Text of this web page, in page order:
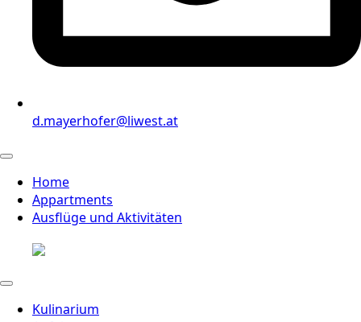
d.mayerhofer@liwest.at
Home
Appartments
Ausflüge und Aktivitäten
Kulinarium